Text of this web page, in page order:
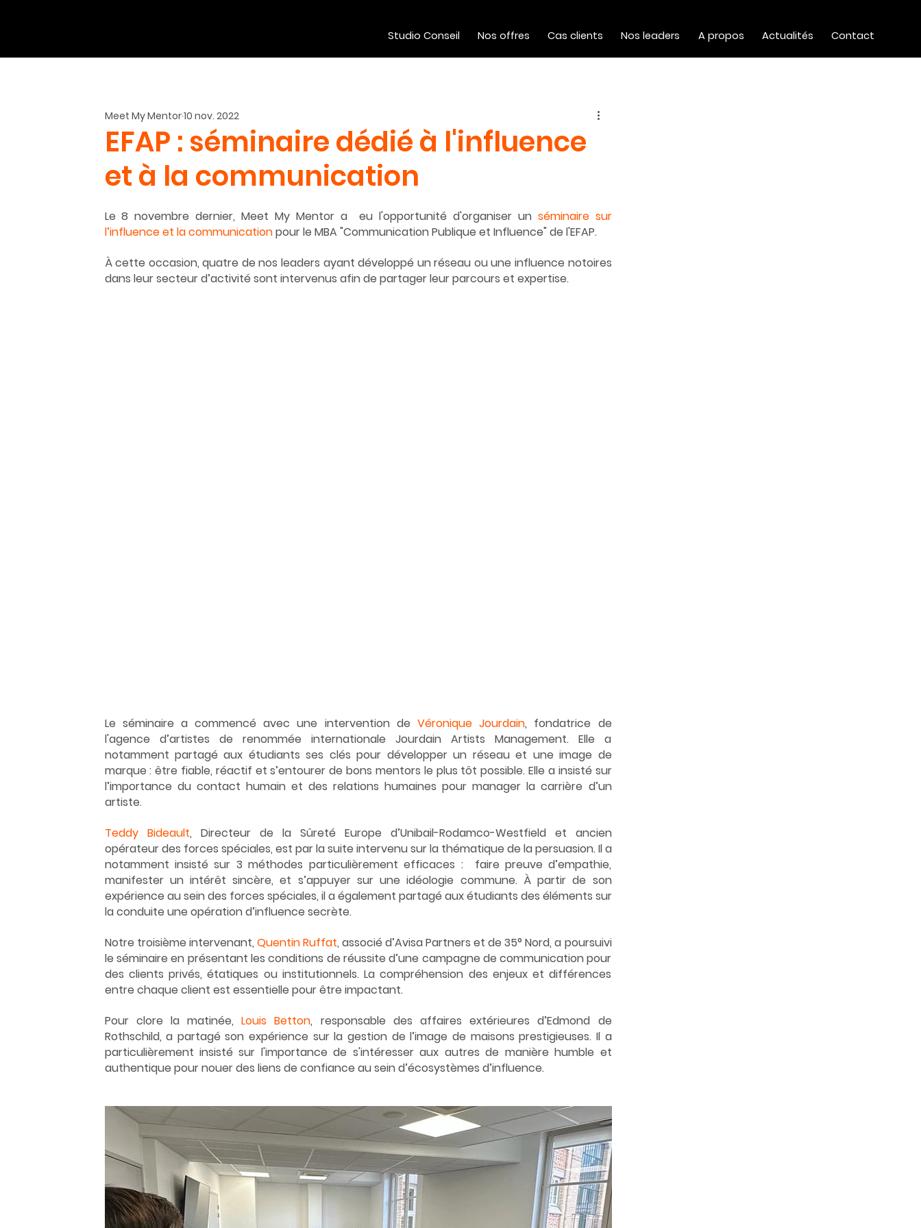
Studio Conseil Nos offres Cas clients Nos leaders A propos Actualités Contact
EFAP : séminaire dédié à l'influence
et à la communication
Meet My Mentor10 nov. 2022
Le 8 novembre dernier, Meet My Mentor a  eu l'opportunité d'organiser un séminaire sur
l’influence et la communication pour le MBA "Communication Publique et Influence" de l'EFAP.
À cette occasion, quatre de nos leaders ayant développé un réseau ou une influence notoires
dans leur secteur d’activité sont intervenus afin de partager leur parcours et expertise.
Le séminaire a commencé avec une intervention de Véronique Jourdain, fondatrice de
l'agence d’artistes de renommée internationale Jourdain Artists Management. Elle a
notamment partagé aux étudiants ses clés pour développer un réseau et une image de
marque : être fiable, réactif et s’entourer de bons mentors le plus tôt possible. Elle a insisté sur
l’importance du contact humain et des relations humaines pour manager la carrière d’un
artiste.
Teddy Bideault, Directeur de la Sûreté Europe d’Unibail-Rodamco-Westfield et ancien
opérateur des forces spéciales, est par la suite intervenu sur la thématique de la persuasion. Il a
notamment insisté sur 3 méthodes particulièrement efficaces :  faire preuve d’empathie,
manifester un intérêt sincère, et s’appuyer sur une idéologie commune. À partir de son
expérience au sein des forces spéciales, il a également partagé aux étudiants des éléments sur
la conduite une opération d’influence secrète.
Notre troisième intervenant, Quentin Ruffat, associé d’Avisa Partners et de 35° Nord, a poursuivi
le séminaire en présentant les conditions de réussite d’une campagne de communication pour
des clients privés, étatiques ou institutionnels. La compréhension des enjeux et différences
entre chaque client est essentielle pour être impactant.
Pour clore la matinée, Louis Betton, responsable des affaires extérieures d’Edmond de
Rothschild, a partagé son expérience sur la gestion de l’image de maisons prestigieuses. Il a
particulièrement insisté sur l'importance de s'intéresser aux autres de manière humble et
authentique pour nouer des liens de confiance au sein d’écosystèmes d’influence.